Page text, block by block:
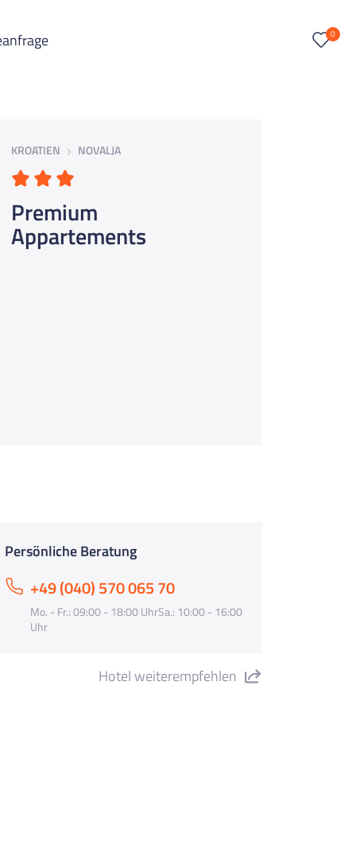
0
KROATIEN NOVALJA
Premium
Appartements
Persönliche Beratung
+49 (040) 570 065 70
Mo. - Fr.: 09:00 - 18:00 UhrSa.: 10:00 - 16:00
Uhr
Hotel weiterempfehlen